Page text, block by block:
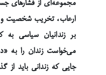
مجموعه‌ای از فشارهای
ارعاب، تخریب شخصیت
بر زندانیان سیاسی
می‌خواست زندان را به
جایی که زندانی باید از